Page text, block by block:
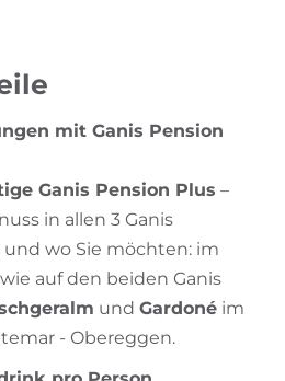
mit Ganis Pension
Ganis Pension Plus –
in allen 3 Ganis
wo Sie möchten: im
auf den beiden Ganis
und Gardoné im
- Obereggen.